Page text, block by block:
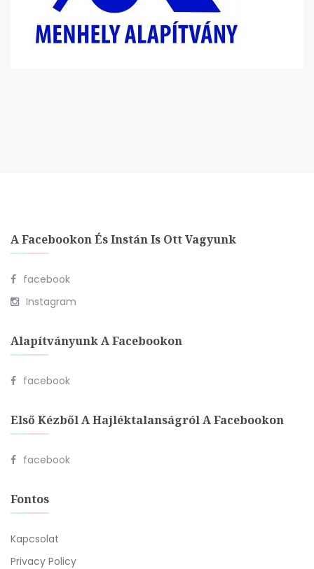
A Facebookon És Instán Is Ott Vagyunk
facebook
Instagram
Alapítványunk A Facebookon
facebook
Első Kézből A Hajléktalanságról A Facebookon
facebook
Fontos
Kapcsolat
Privacy Policy